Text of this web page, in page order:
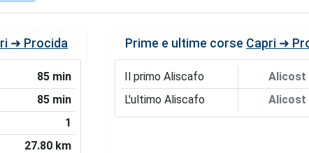
➜ Procida
85 min
85 min
1
27.80 km
Prime e ultime corse Capri ➜
Il primo Aliscafo Alicost
L'ultimo Aliscafo
Alicost